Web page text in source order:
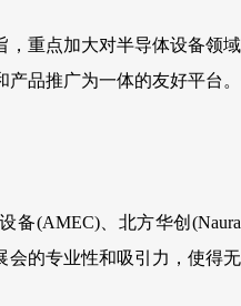
，重点加大对半导体设备领域
品推广为一体的友好平台。
备(AMEC)、北方华创(Naura
会的专业性和吸引力，使得无